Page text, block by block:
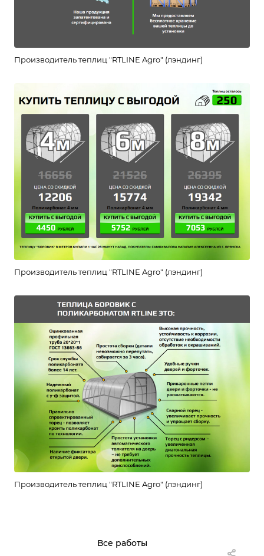
Производитель теплиц "RTLINE Agro" (лэндинг)
Производитель теплиц "RTLINE Agro" (лэндинг)
Производитель теплиц "RTLINE Agro" (лэндинг)
Все работы